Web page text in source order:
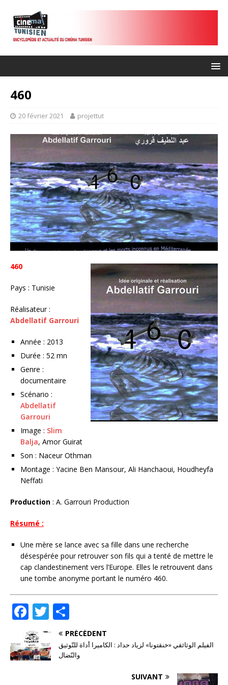
460
20 février 2021 projettut
460
Pays : Tunisie
Réalisateur :
Abdellatif Garrouri
Année : 2013
Durée : 52 mn
Genre :
documentaire
Scénario :
Abdellatif
Garrouri
Image : Slim
Balja, Amor Guirat
Son : Naceur Othman
Montage : Yacine Ben Mansour, Ali Hanchaoui, Houdheyfa
Neffati
Production : A. Garrouri Production
Résumé :
Une mère se lance avec sa fille dans une recherche
désespérée pour retrouver son fils qui a tenté de mettre le
cap clandestinement vers l’Europe. Elles le retrouvent dans
une tombe anonyme portant le numéro 460.
F
a
c
e
T
w
it
te
ar
ta
g
PRÉCÉDENT
الفيلم الوثائقي «خنقتونا» لزياد حداد : الكاميرا أداة للتّوثيق
والنّضال
SUIVANT